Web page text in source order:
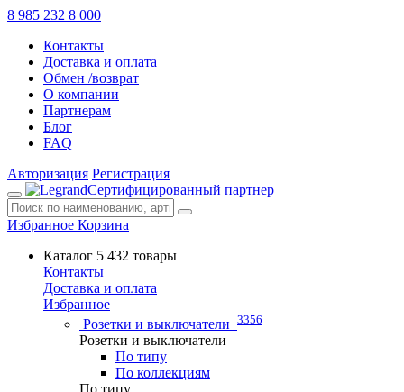
8 985 232 8 000
Контакты
Доставка и оплата
Обмен /возврат
О компании
Партнерам
Блог
FAQ
Авторизация Регистрация
Сертифицированный партнер
Избранное Корзина
Каталог 5 432 товары
Контакты
Доставка и оплата
Избранное
Розетки и выключатели 3356
Розетки и выключатели
По типу
По коллекциям